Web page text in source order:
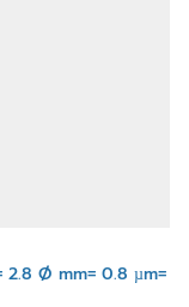
2.8 Ø mm= 0.8 µm=